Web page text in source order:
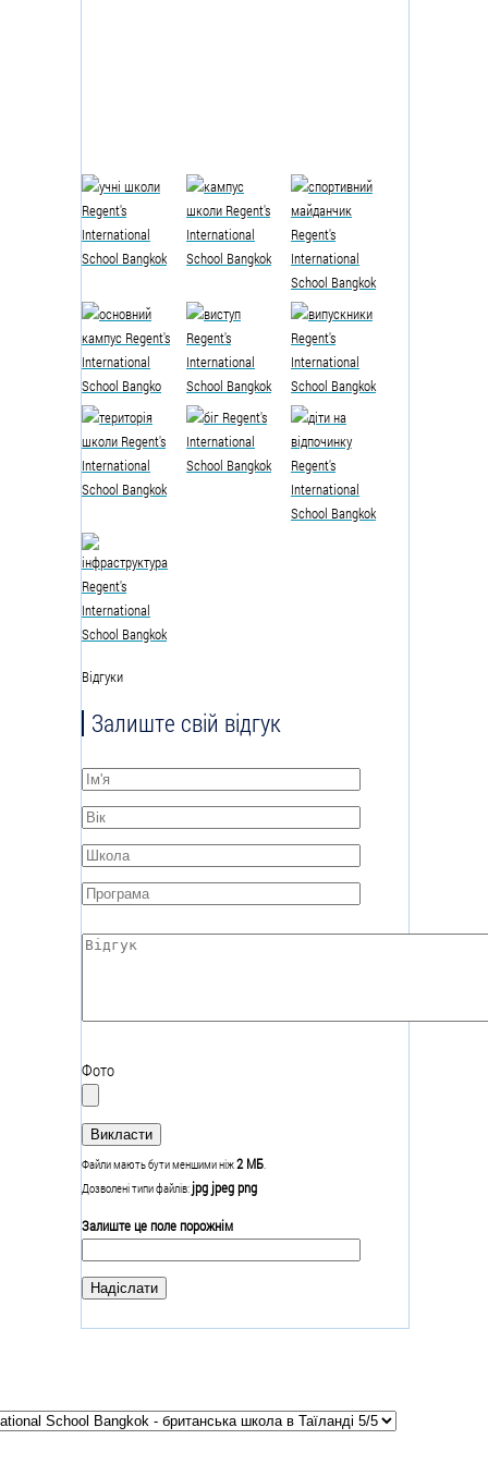
Відгуки
Залиште свій відгук
Ім'я*
Вік*
Школа*
Програма*
Відгук*
Фото
Файли мають бути меншими ніж2 МБ
Дозволені типи файлів: jpg jpeg png
Залиште це поле порожнім